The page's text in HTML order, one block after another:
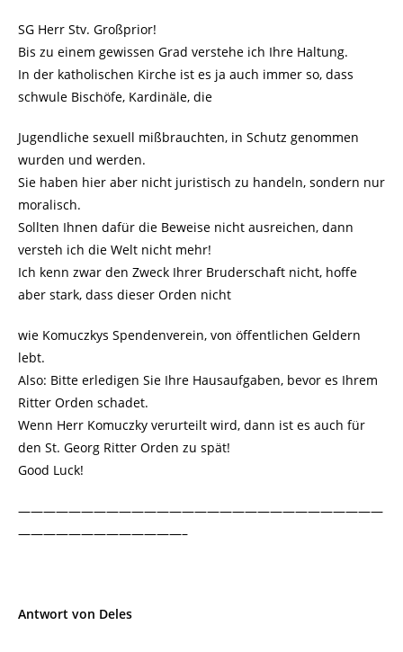
SG Herr Stv. Großprior!
Bis zu einem gewissen Grad verstehe ich Ihre Haltung.
In der katholischen Kirche ist es ja auch immer so, dass
schwule Bischöfe, Kardinäle, die
Jugendliche sexuell mißbrauchten, in Schutz genommen
wurden und werden.
Sie haben hier aber nicht juristisch zu handeln, sondern nur
moralisch.
Sollten Ihnen dafür die Beweise nicht ausreichen, dann
versteh ich die Welt nicht mehr!
Ich kenn zwar den Zweck Ihrer Bruderschaft nicht, hoffe
aber stark, dass dieser Orden nicht
wie Komuczkys Spendenverein, von öffentlichen Geldern
lebt.
Also: Bitte erledigen Sie Ihre Hausaufgaben, bevor es Ihrem
Ritter Orden schadet.
Wenn Herr Komuczky verurteilt wird, dann ist es auch für
den St. Georg Ritter Orden zu spät!
Good Luck!
—————————————————————————————
—————————————–
Antwort von Deles